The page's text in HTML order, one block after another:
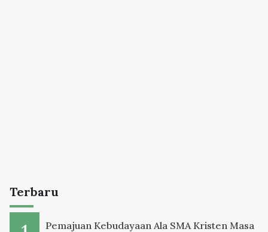
Terbaru
Pemajuan Kebudayaan Ala SMA Kristen Masa